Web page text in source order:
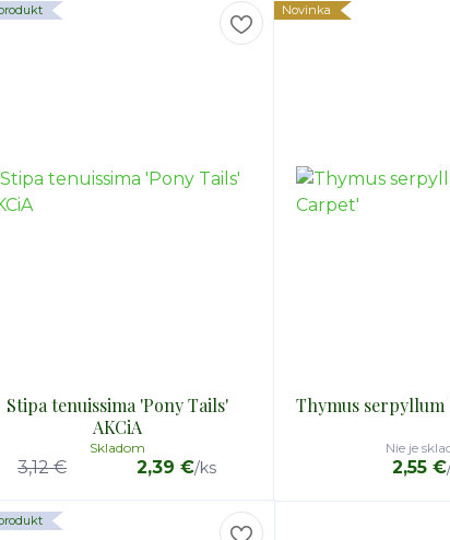
Stipa tenuissima 'Pony Tails'
AKCiA
3,12 € 2,39 €/ks
Skladom
Novinka
Thymus
2,55 €
Nie je